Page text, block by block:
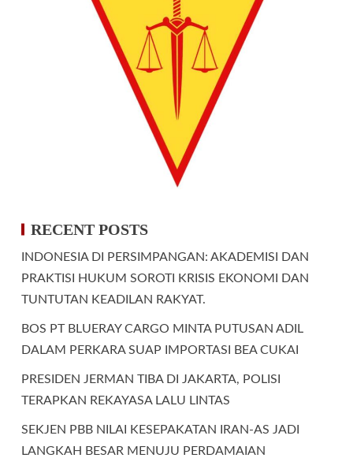
RECENT POSTS
INDONESIA DI PERSIMPANGAN: AKADEMISI DAN
PRAKTISI HUKUM SOROTI KRISIS EKONOMI DAN
TUNTUTAN KEADILAN RAKYAT.
BOS PT BLUERAY CARGO MINTA PUTUSAN ADIL
DALAM PERKARA SUAP IMPORTASI BEA CUKAI
PRESIDEN JERMAN TIBA DI JAKARTA, POLISI
TERAPKAN REKAYASA LALU LINTAS
SEKJEN PBB NILAI KESEPAKATAN IRAN-AS JADI
LANGKAH BESAR MENUJU PERDAMAIAN